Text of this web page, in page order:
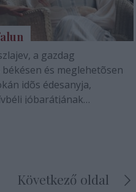
a gazdag
és meglehetõsen
idõs édesanyja,
jóbarátjának
Következő oldal